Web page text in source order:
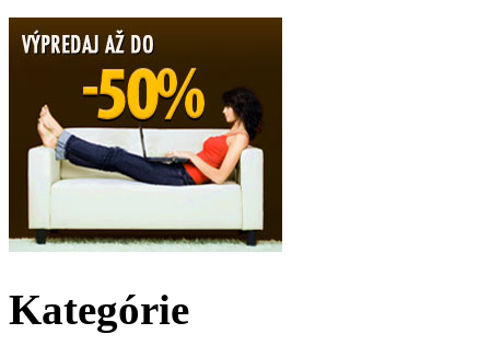
Kategórie